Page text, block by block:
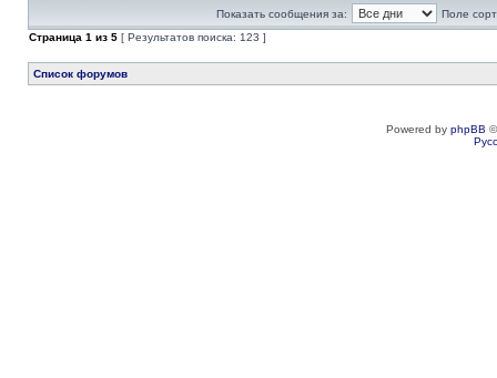
Показать сообщения за:
Поле
Страница 1 из 5 [ Результатов поиска: 123 ]
Список форумов
Powered by phpBB